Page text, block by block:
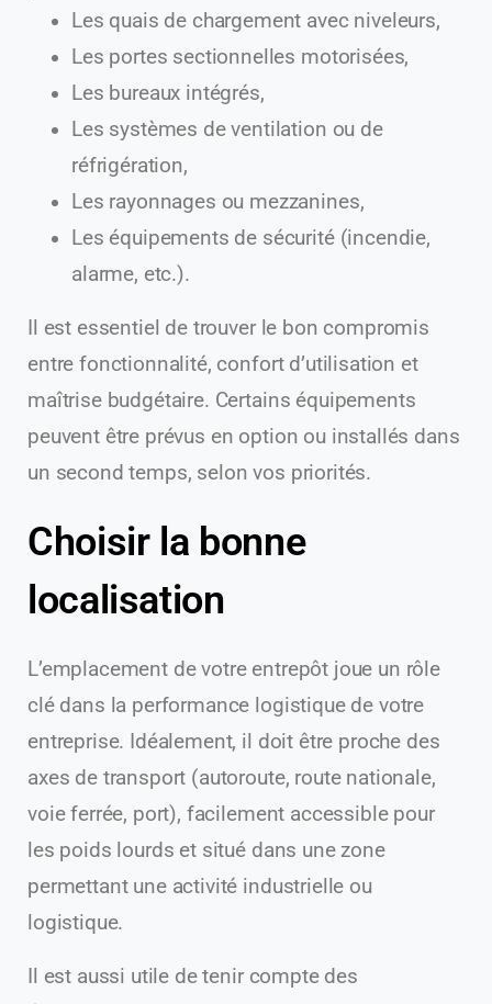
Les quais de chargement avec niveleurs,
Les portes sectionnelles motorisées,
Les bureaux intégrés,
Les systèmes de ventilation ou de
réfrigération,
Les rayonnages ou mezzanines,
Les équipements de sécurité (incendie,
alarme, etc.).
Il est essentiel de trouver le bon compromis
entre fonctionnalité, confort d’utilisation et
maîtrise budgétaire. Certains équipements
peuvent être prévus en option ou installés dans
un second temps, selon vos priorités.
Choisir la bonne
localisation
L’emplacement de votre entrepôt joue un rôle
clé dans la performance logistique de votre
entreprise. Idéalement, il doit être proche des
axes de transport (autoroute, route nationale,
voie ferrée, port), facilement accessible pour
les poids lourds et situé dans une zone
permettant une activité industrielle ou
logistique.
Il est aussi utile de tenir compte des